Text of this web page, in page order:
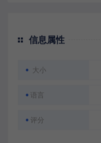
信息属性
大小
语言
评分